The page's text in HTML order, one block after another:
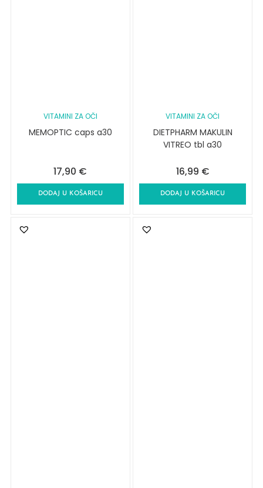
VITAMINI ZA OČI
MEMOPTIC caps a30
17,90 €
DODAJ U KOŠARICU
VITAMINI ZA OČI
DIETPHARM MAKULIN
VITREO tbl a30
16,99 €
DODAJ U KOŠARICU